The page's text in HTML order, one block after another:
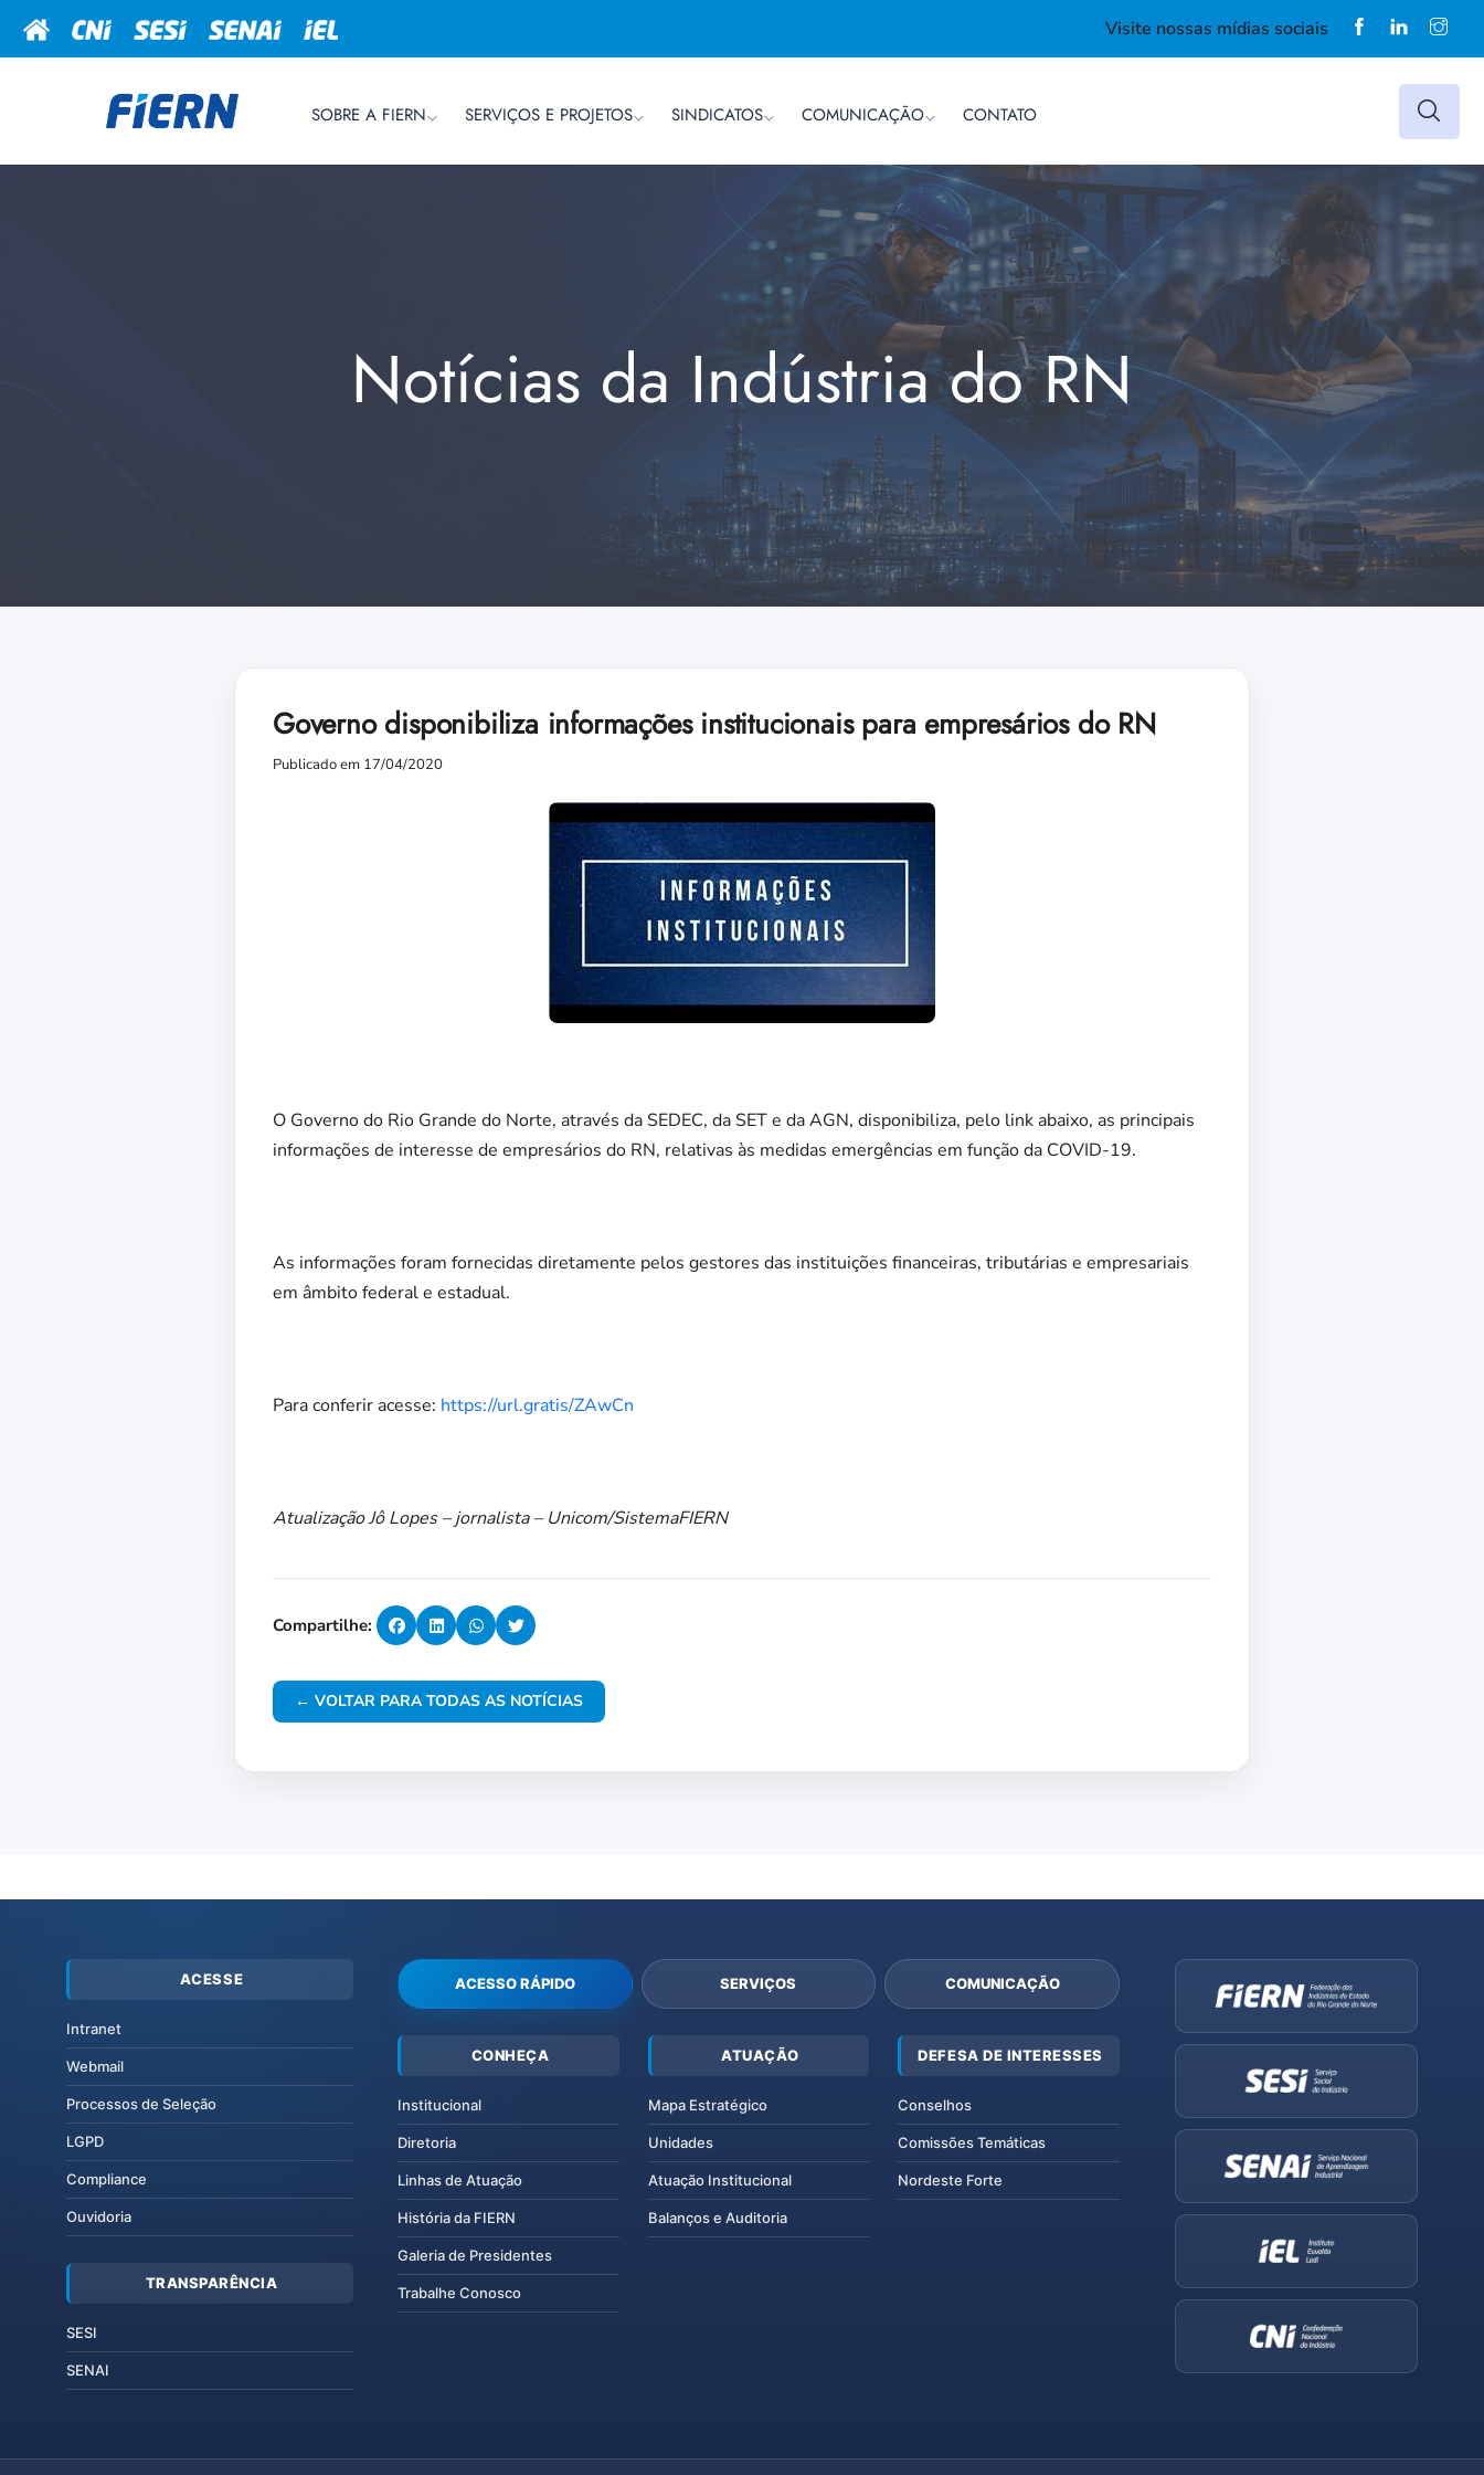
Visite nossas mídias sociais
SOBRE A FIERN SERVIÇOS E PROJETOS SINDICATOS COMUNICAÇÃO CONTATO
Notícias da Indústria do RN
Governo disponibiliza informações institucionais para empresários do RN
Publicado em 17/04/2020
O Governo do Rio Grande do Norte, através da SEDEC, da SET e da AGN, disponibiliza, pelo link abaixo, as principais
informações de interesse de empresários do RN, relativas às medidas emergências em função da COVID-19.
As informações foram fornecidas diretamente pelos gestores das instituições financeiras, tributárias e empresariais
em âmbito federal e estadual.
Para conferir acesse: https://url.gratis/ZAwCn
Atualização Jô Lopes – jornalista – Unicom/SistemaFIERN
Compartilhe:
← VOLTAR PARA TODAS AS NOTÍCIAS
ACESSE
Intranet
Webmail
Processos de Seleção
LGPD
Compliance
Ouvidoria
TRANSPARÊNCIA
SESI
SENAI
ACESSO RÁPIDO SERVIÇOS COMUNICAÇÃO
CONHEÇA
Institucional
Diretoria
Linhas de Atuação
História da FIERN
Galeria de Presidentes
Trabalhe Conosco
ATUAÇÃO
Mapa Estratégico
Unidades
Atuação Institucional
Balanços e Auditoria
DEFESA DE INTERESSES
Conselhos
Comissões Temáticas
Nordeste Forte